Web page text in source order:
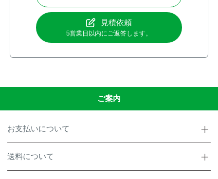
見積依頼
5営業日以内にご返答します。
ご案内
お支払いについて
送料について